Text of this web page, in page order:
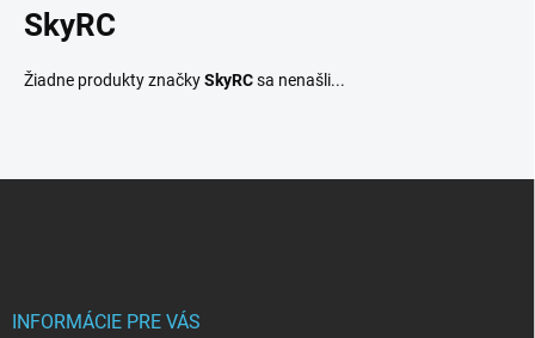
SkyRC
Žiadne produkty značkySkyRCsa nenašli...
INFORMÁCIE PRE VÁS